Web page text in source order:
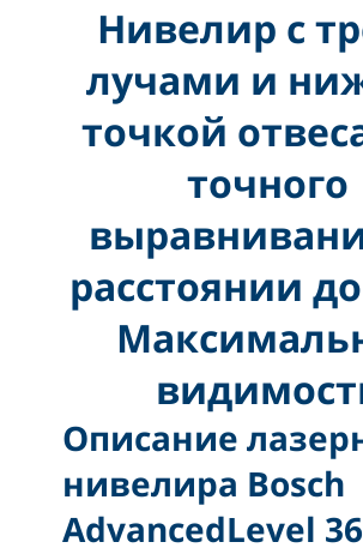
Нивелир с
лучами и
точкой
точного
расстоянии
Описание
нивелира Bosch
AdvancedLevel